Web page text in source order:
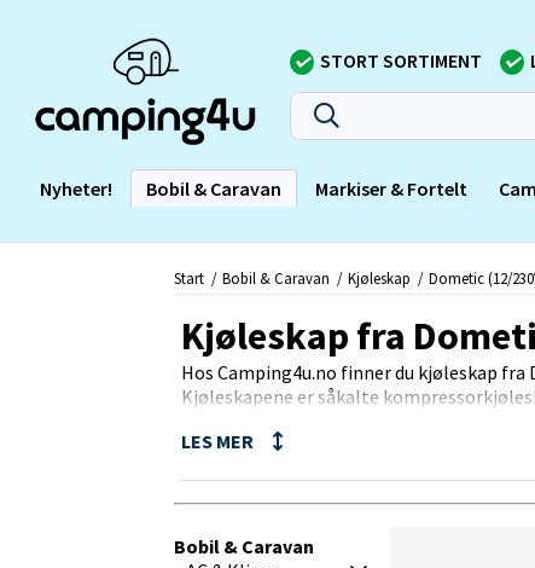
STORT SORTIMENT
Nyheter! Bobil & Caravan Markiser & Fortelt
Start Bobil & Caravan Kjøleskap Dometic (12/
Kjøleskap fra
Hos Camping4u.no finner du kjøleskap fra
Kjøleskapene er såkalte
Bobil & Caravan